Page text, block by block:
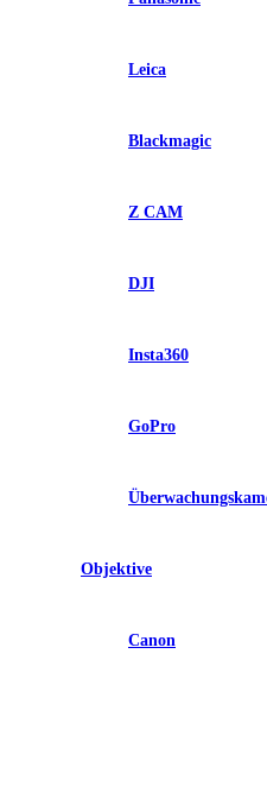
Leica
Blackmagic
Z CAM
DJI
Insta360
GoPro
Objektive
Canon